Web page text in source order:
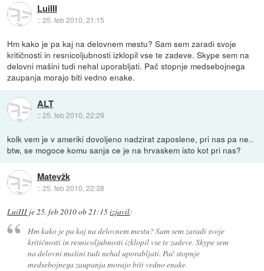
LuiIII
::25. feb 2010, 21:15
Hm kako je pa kaj na delovnem mestu? Sam sem zaradi svoje
kritičnosti in resnicoljubnosti izklopil vse te zadeve. Skype sem na
delovni mašini tudi nehal uporabljati. Pač stopnje medsebojnega
zaupanja morajo biti vedno enake.
ALT
::25. feb 2010, 22:29
kolk vem je v ameriki dovoljeno nadzirat zaposlene, pri nas pa ne..
btw, se mogoce komu sanja ce je na hrvaskem isto kot pri nas?
Matevžk
::25. feb 2010, 22:38
LuiIII je25. feb 2010 ob 21:15izjavil:
Hm kako je pa kaj na delovnem mestu? Sam sem zaradi svoje
kritičnosti in resnicoljubnosti izklopil vse te zadeve. Skype sem
na delovni mašini tudi nehal uporabljati. Pač stopnje
medsebojnega zaupanja morajo biti vedno enake.